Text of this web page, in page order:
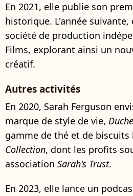
En 2021, elle publie son
historique. L'année suivante,
société de production
Films, explorant ainsi un
créatif.
Autres activités
En 2020, Sarah Ferguson
marque de style de vie,
gamme de thé et de biscuits
Collection, dont les profits
association Sarah's Trust.
En 2023, elle lance un